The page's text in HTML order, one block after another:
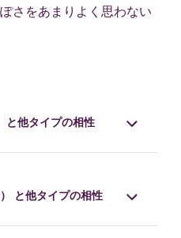
さをあまりよく思わない
と他タイプの相性
） と他タイプの相性